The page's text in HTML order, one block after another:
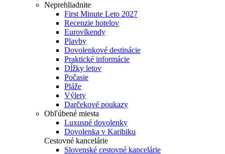
Neprehliadnite
First Minute Leto 2027
Recenzie hotelov
Eurovíkendy
Plavby
Dovolenkové destinácie
Praktické informácie
Dĺžky letov
Počasie
Pláže
Výlety
Darčekové poukazy
Obľúbené miesta
Luxusné dovolenky
Dovolenka v Karibiku
Cestovné kancelárie
Slovenské cestovné kancelárie